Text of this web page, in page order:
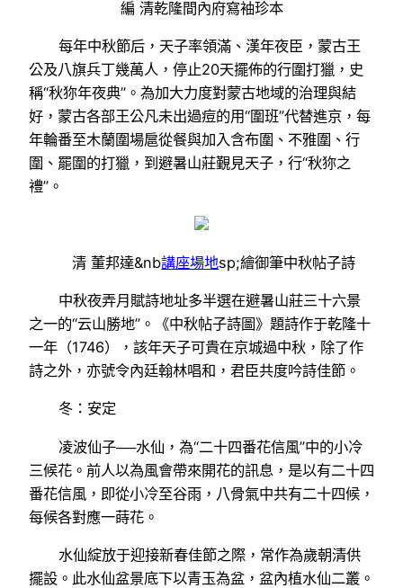
編 清乾隆間內府寫袖珍本
每年中秋節后，天子率領滿、漢年夜臣，蒙古王
公及八旗兵丁幾萬人，停止20天擺佈的行圍打獵，史
稱“秋狝年夜典”。為加大力度對蒙古地域的治理與結
好，蒙古各部王公凡未出過痘的用“圍班”代替進京，每
年輪番至木蘭圍場扈從餐與加入含布圍、不雅圍、行
圍、罷圍的打獵，到避暑山莊覲見天子，行“秋狝之
禮”。
清 董邦達&nb講座場地sp;繪御筆中秋帖子詩
中秋夜弄月賦詩地址多半選在避暑山莊三十六景
之一的“云山勝地”。《中秋帖子詩圖》題詩作于乾隆十
一年（1746），該年天子可貴在京城過中秋，除了作
詩之外，亦號令內廷翰林唱和，君臣共度吟詩佳節。
冬：安定
凌波仙子──水仙，為“二十四番花信風”中的小冷
三候花。前人以為風會帶來開花的訊息，是以有二十四
番花信風，即從小冷至谷雨，八骨氣中共有二十四候，
每候各對應一蒔花。
水仙綻放于迎接新春佳節之際，常作為歲朝清供
擺設。此水仙盆景底下以青玉為盆，盆內植水仙二叢。